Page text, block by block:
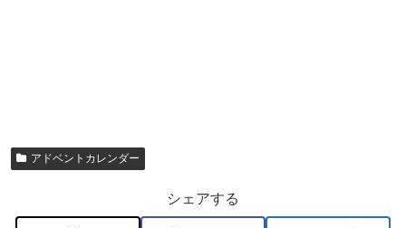
アドベントカレンダー
シェアする